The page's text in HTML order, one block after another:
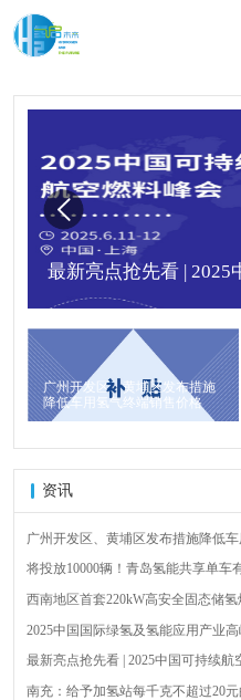
最新亮点抢先看 | 2025
广州开发区、黄埔区发布措施
降低车用氢气终端销售价格
资讯
广州开发区、黄埔区发布措施降低
将投放10000辆！青岛氢能共享单车
西南地区首套220kW高安全固态储
2025中国国际绿氢及氢能应用产业
最新亮点抢先看 | 2025中国可持续航
南充：给予加氢站每千克不超过20